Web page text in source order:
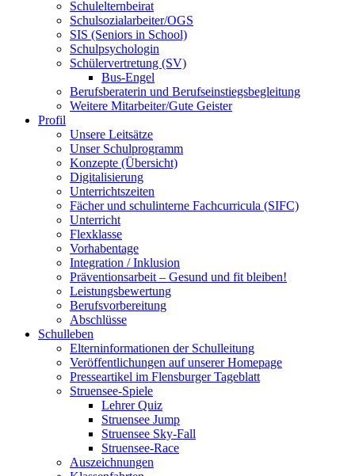
Schulelternbeirat
Schulsozialarbeiter/OGS
SIS (Seniors in School)
Schulpsychologin
Schülervertretung (SV)
Bus-Engel
Berufsberaterin und Berufseinstiegsbegleitung
Weitere Mitarbeiter/Gute Geister
Profil
Unsere Leitsätze
Unser Schulprogramm
Konzepte (Übersicht)
Digitalisierung
Unterrichtszeiten
Fächer und schulinterne Fachcurricula (SIFC)
Unterricht
Flexklasse
Vorhabentage
Integration / Inklusion
Präventionsarbeit – Gesund und fit bleiben!
Leistungsbewertung
Berufsvorbereitung
Abschlüsse
Schulleben
Elterninformationen der Schulleitung
Veröffentlichungen auf unserer Homepage
Presseartikel im Flensburger Tageblatt
Struensee-Spiele
Lehrer Quiz
Struensee Jump
Struensee Sky-Fall
Struensee-Race
Auszeichnungen